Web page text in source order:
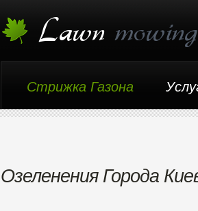
Стрижка Газона
Озеленения Города